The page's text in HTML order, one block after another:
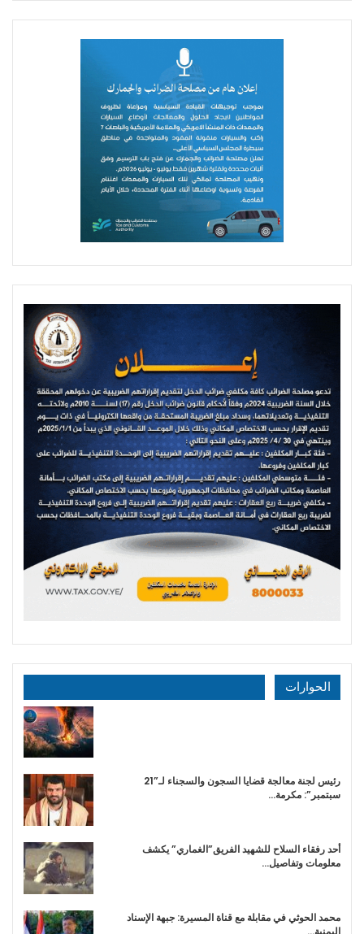
الحوارات
رئيس لجنة معالجة قضايا السجون والسجناء لـ”21
سبتمبر”: مكرمة…
أحد رفقاء السلاح للشهيد الفريق”الغماري” يكشف
معلومات وتفاصيل…
محمد الحوثي في مقابلة مع قناة المسيرة: جبهة الإسناد
اليمنية…